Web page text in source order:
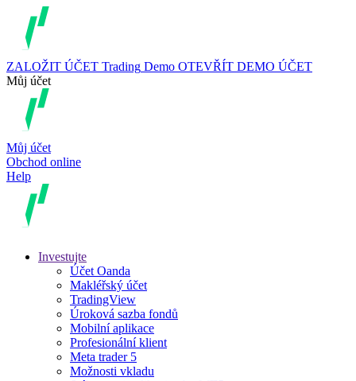
ZALOŽIT ÚČET Trading Demo OTEVŘÍT DEMO ÚČET
Můj účet
Můj účet
Obchod online
Help
Investujte
Účet Oanda
Makléřský účet
TradingView
Úroková sazba fondů
Mobilní aplikace
Profesionální klient
Meta trader 5
Možnosti vkladu